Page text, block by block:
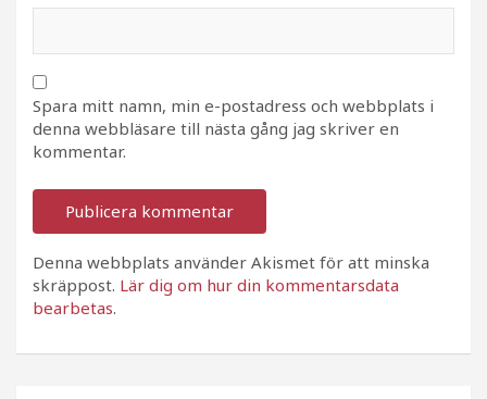
Spara mitt namn, min e-postadress och webbplats i
denna webbläsare till nästa gång jag skriver en
kommentar.
Denna webbplats använder Akismet för att minska
skräppost. Lär dig om hur din kommentarsdata
bearbetas.